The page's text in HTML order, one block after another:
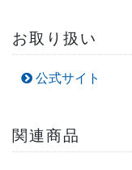
お取り扱い
公式サイト
関連商品